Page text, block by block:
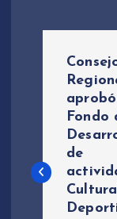
e
aprobó
Fondo
de